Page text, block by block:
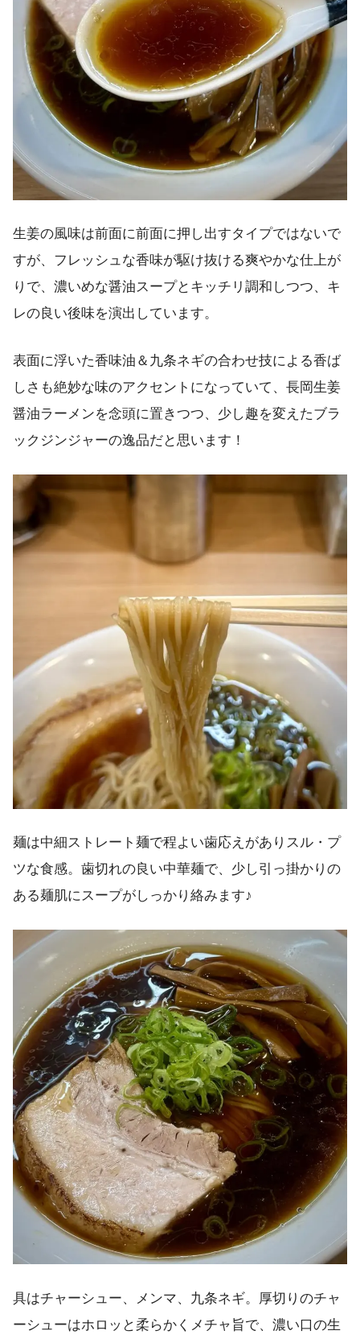
生姜の風味は前面に前面に押し出すタイプではないで
すが、フレッシュな香味が駆け抜ける爽やかな仕上が
りで、濃いめな醤油スープとキッチリ調和しつつ、キ
レの良い後味を演出しています。
表面に浮いた香味油＆九条ネギの合わせ技による香ば
しさも絶妙な味のアクセントになっていて、長岡生姜
醤油ラーメンを念頭に置きつつ、少し趣を変えたブラ
ックジンジャーの逸品だと思います！
麺は中細ストレート麺で程よい歯応えがありスル・プ
ツな食感。歯切れの良い中華麺で、少し引っ掛かりの
ある麺肌にスープがしっかり絡みます♪
具はチャーシュー、メンマ、九条ネギ。厚切りのチャ
ーシューはホロッと柔らかくメチャ旨で、濃い口の生